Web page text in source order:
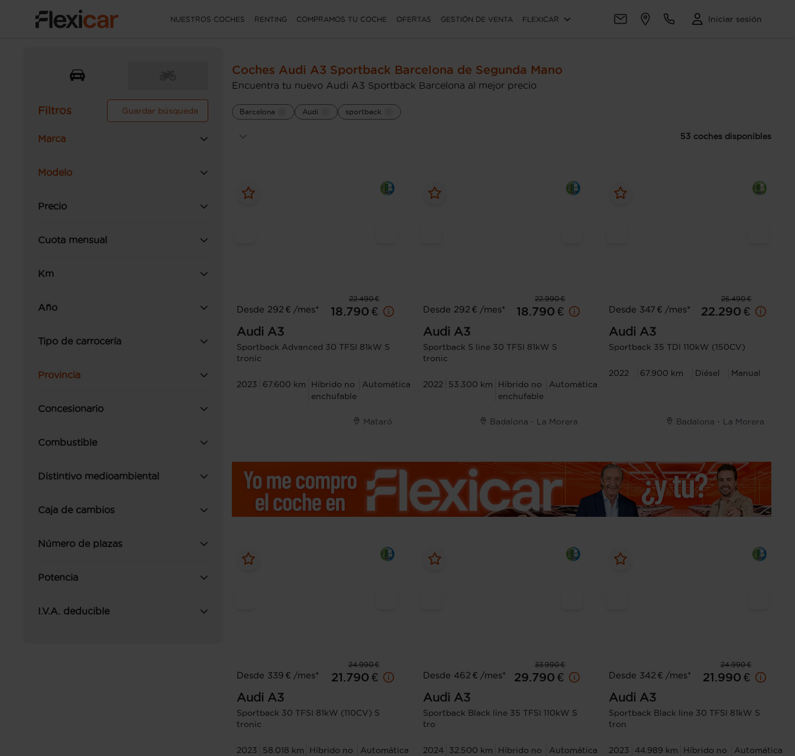
NUESTROS COCHES RENTING COMPRAMOS TU COCHE OFERTAS GESTIÓN DE VENTA FLEXICAR Iniciar sesión
Filtros Guardar búsqueda
Marca
Modelo
Precio
Cuota mensual
Km
Año
Tipo de carrocería
Provincia
Concesionario
Combustible
Distintivo medioambiental
Caja de cambios
Número de plazas
Potencia
I.V.A. deducible
Coches Audi A3 Sportback Barcelona de Segunda Mano
Encuentra tu nuevo Audi A3 Sportback Barcelona al mejor precio
Barcelona Audi sportback
53 coches disponibles
22.490 €
Desde 292 € /mes*
18.790 €
Audi A3
Sportback Advanced 30 TFSI 81kW S
tronic
2023 67.600 km
Híbrido no
enchufable
Automática
Mataró
22.990 €
Desde 292 € /mes*
18.790 €
Audi A3
Sportback S line 30 TFSI 81kW S
tronic
2022 53.300 km
Híbrido no
enchufable
Automática
Badalona - La Morera
25.490 €
Desde 347 € /mes*
22.290 €
Audi A3
Sportback 35 TDI 110kW (150CV)
2022 67.900 km Diésel Manual
Badalona - La Morera
24.990 €
Desde 339 € /mes*
21.790 €
Audi A3
Sportback 30 TFSI 81kW (110CV) S
tronic
2023 58.018 km
Híbrido no
Automática
33.990 €
Desde 462 € /mes*
29.790 €
Audi A3
Sportback Black line 35 TFSI 110kW S
tro
2024 32.500 km
Híbrido no
Automática
24.990 €
Desde 342 € /mes*
21.990 €
Audi A3
Sportback Black line 30 TFSI 81kW S
tron
2023 44.989 km
Híbrido no
Automática